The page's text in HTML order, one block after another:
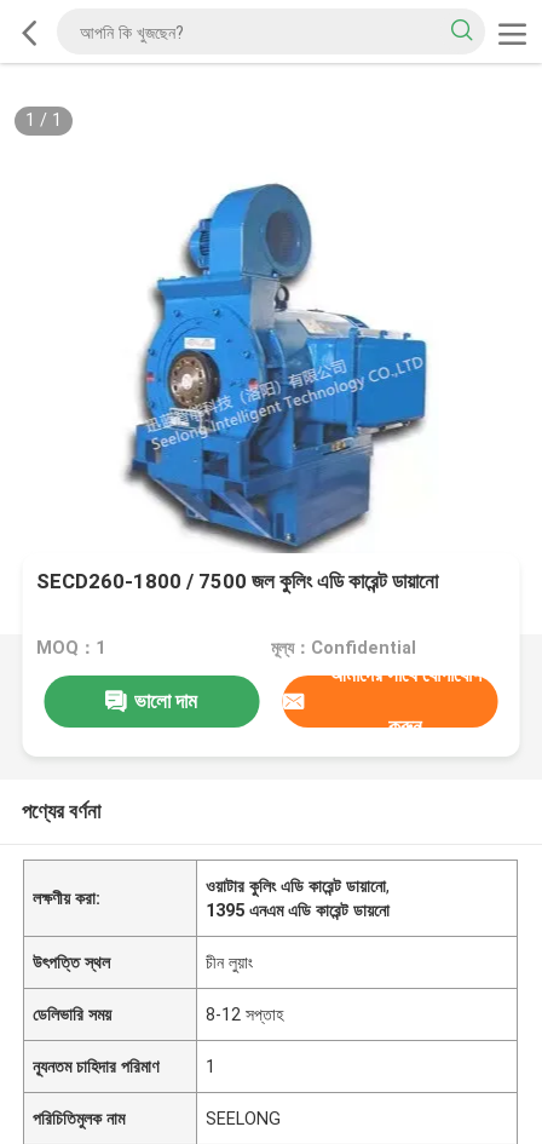
1 / 1
SECD260-1800 / 7500 জল কুলিং এডি কারেন্ট ডায়ানো
MOQ：1 মূল্য：Confidential
ভালো দাম
আমাদের সাথে যোগাযোগ
করুন
পণ্যের বর্ণনা
লক্ষণীয় করা:
ওয়াটার কুলিং এডি কারেন্ট ডায়ানো,
1395 এনএম এডি কারেন্ট ডায়নো
উৎপত্তি স্থল চীন লুয়াং
ডেলিভারি সময় 8-12 সপ্তাহ
ন্যূনতম চাহিদার পরিমাণ 1
পরিচিতিমুলক নাম SEELONG